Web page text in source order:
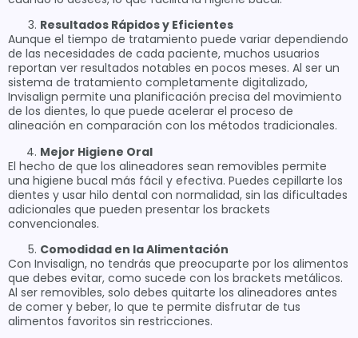
Resultados Rápidos y Eficientes
Aunque el tiempo de tratamiento puede variar dependiendo
de las necesidades de cada paciente, muchos usuarios
reportan ver resultados notables en pocos meses. Al ser un
sistema de tratamiento completamente digitalizado,
Invisalign permite una planificación precisa del movimiento
de los dientes, lo que puede acelerar el proceso de
alineación en comparación con los métodos tradicionales.
Mejor Higiene Oral
El hecho de que los alineadores sean removibles permite
una higiene bucal más fácil y efectiva. Puedes cepillarte los
dientes y usar hilo dental con normalidad, sin las dificultades
adicionales que pueden presentar los brackets
convencionales.
Comodidad en la Alimentación
Con Invisalign, no tendrás que preocuparte por los alimentos
que debes evitar, como sucede con los brackets metálicos.
Al ser removibles, solo debes quitarte los alineadores antes
de comer y beber, lo que te permite disfrutar de tus
alimentos favoritos sin restricciones.